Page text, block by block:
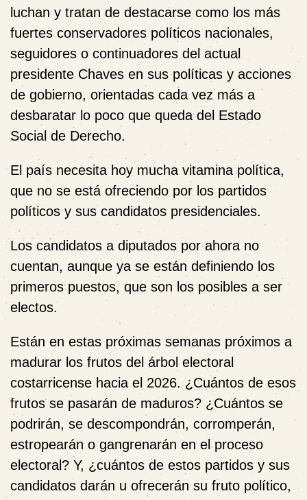
luchan y tratan de destacarse como los más
fuertes conservadores políticos nacionales,
seguidores o continuadores del actual
presidente Chaves en sus políticas y acciones
de gobierno, orientadas cada vez más a
desbaratar lo poco que queda del Estado
Social de Derecho.
El país necesita hoy mucha vitamina política,
que no se está ofreciendo por los partidos
políticos y sus candidatos presidenciales.
Los candidatos a diputados por ahora no
cuentan, aunque ya se están definiendo los
primeros puestos, que son los posibles a ser
electos.
Están en estas próximas semanas próximos a
madurar los frutos del árbol electoral
costarricense hacia el 2026. ¿Cuántos de esos
frutos se pasarán de maduros? ¿Cuántos se
podrirán, se descompondrán, corromperán,
estropearán o gangrenarán en el proceso
electoral? Y, ¿cuántos de estos partidos y sus
candidatos darán u ofrecerán su fruto político,